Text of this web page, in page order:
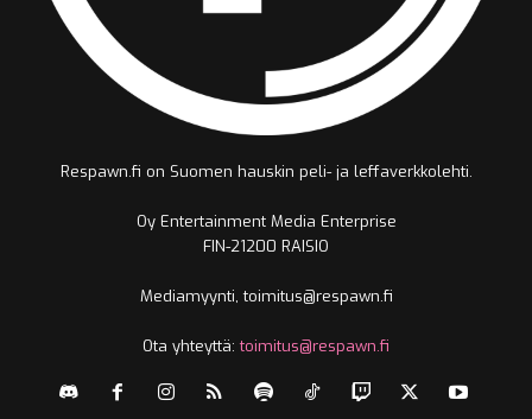
Respawn.fi on Suomen hauskin peli- ja leffaverkkolehti.
Oy Entertainment Media Enterprise
FIN-21200 RAISIO
Mediamyynti, toimitus@respawn.fi
Ota yhteyttä:toimitus@respawn.fi